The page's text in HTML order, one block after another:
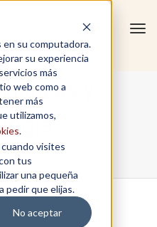
su computadora.
su experiencia
más
web como a
más
utilizamos,
.
visites
tus
una pequeña
pedir que elijas.
No aceptar
y
y tecnología